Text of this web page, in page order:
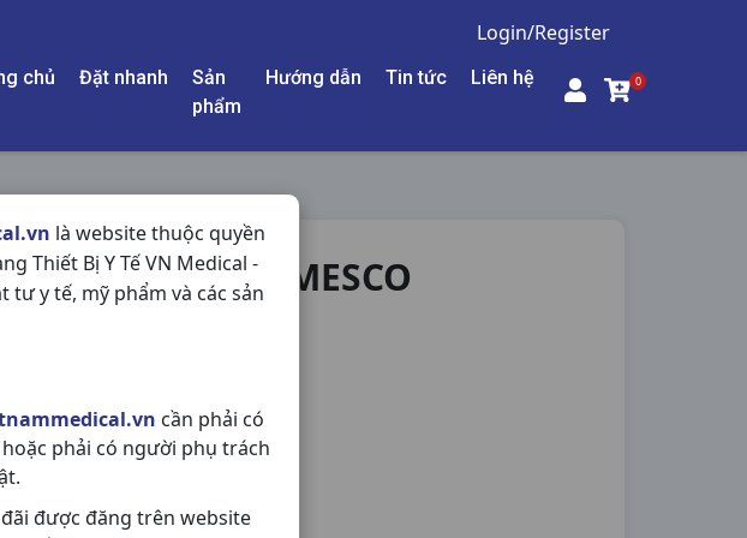
Login/Register
chủ Đặt nhanh
Sản
phẩm
Hướng dẫn Tin tức Liên hệ 0
là website thuộc quyền
Thiết Bị Y Tế VN Medical -
tư y tế, mỹ phẩm và các sản
cần phải có
phải có người phụ trách
được đăng trên website
3MG H30V DOMESCO
xã hội: